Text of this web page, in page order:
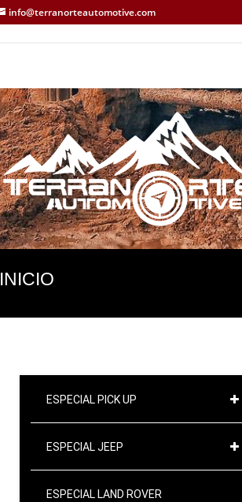
info@terranorteautomotive.com
INICIO
ESPECIAL PICK UP
ESPECIAL JEEP
ESPECIAL LAND ROVER